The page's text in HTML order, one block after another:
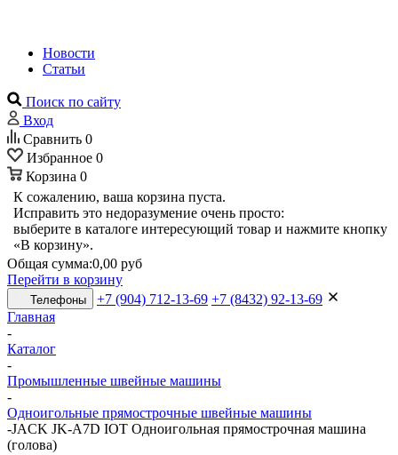
Новости
Статьи
Поиск по сайту
Вход
Сравнить 0
Избранное 0
Корзина 0
К сожалению, ваша корзина пуста.
Исправить это недоразумение очень просто:
выберите в каталоге интересующий товар и нажмите кнопку
«В корзину».
Общая сумма:0,00 руб
Перейти в корзину
Телефоны +7 (904) 712-13-69 +7 (8432) 92-13-69
Главная
-
Каталог
-
Промышленные швейные машины
-
Одноигольные прямострочные швейные машины
-JACK JK-A7D IOT Одноигольная прямострочная машина
(голова)